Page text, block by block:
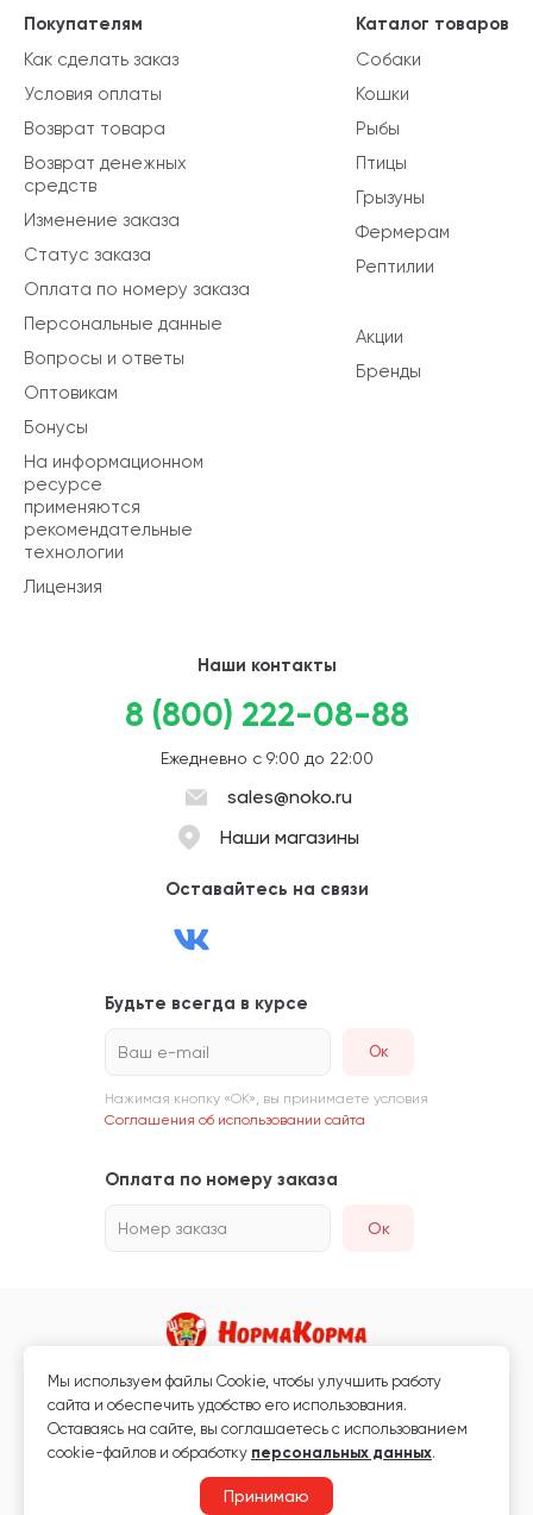
Каталог товаров
Собаки
Кошки
Рыбы
Птицы
Грызуны
Фермерам
Рептилии
Акции
Бренды
Покупателям
Как сделать заказ
Условия оплаты
Возврат товара
Возврат денежных
средств
Изменение заказа
Статус заказа
Оплата по номеру заказа
Персональные данные
Вопросы и ответы
Оптовикам
Бонусы
На информационном
ресурсе
применяются
рекомендательные
технологии
Лицензия
Наши контакты
8 (800) 222-08-88
Ежедневно с 9:00 до 22:00
sales@noko.ru
Наши магазины
Оставайтесь на связи
Будьте всегда в курсе
Ваш e-mail
Нажимая кнопку «ОК», вы принимаете условия
Соглашения об использовании сайта
Оплата по номеру заказа
Номер заказа Ок
Магазин кормов для животных и ветаптека
Любая информация, размещённая на сайте, не является публичной
офертой.
Мы используем файлы Сookie, чтобы улучшить работу
сайта и обеспечить удобство его использования.
Оставаясь на сайте, вы соглашаетесь с использованием
cookie-файлов и обработку персональных данных.
Принимаю